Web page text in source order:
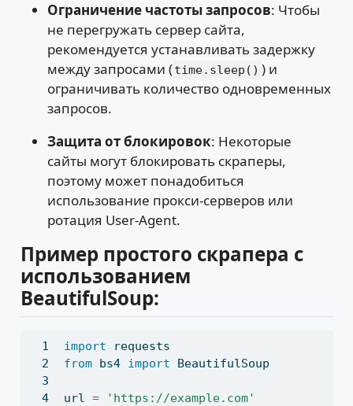
Ограничение частоты запросов: Чтобы
не перегружать сервер сайта,
рекомендуется устанавливать задержку
между запросами (time.sleep() ) и
ограничивать количество одновременных
запросов.
Защита от блокировок: Некоторые
сайты могут блокировать скраперы,
поэтому может понадобиться
использование прокси-серверов или
ротация User-Agent.
Пример простого скрапера с
использованием
BeautifulSoup:
import requests
from bs4 import BeautifulSoup
url =
'https://example.com'